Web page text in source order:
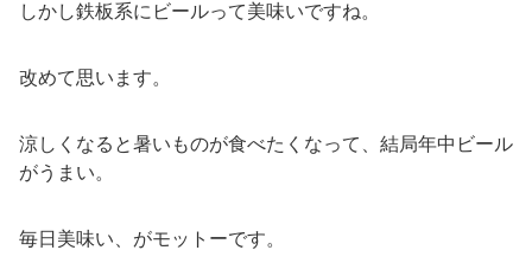
しかし鉄板系にビールって美味いですね。
改めて思います。
涼しくなると暑いものが食べたくなって、結局年中ビール
がうまい。
毎日美味い、がモットーです。